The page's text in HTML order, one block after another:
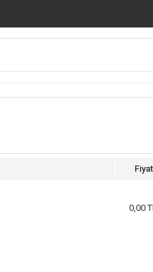
Fiyat
0,00